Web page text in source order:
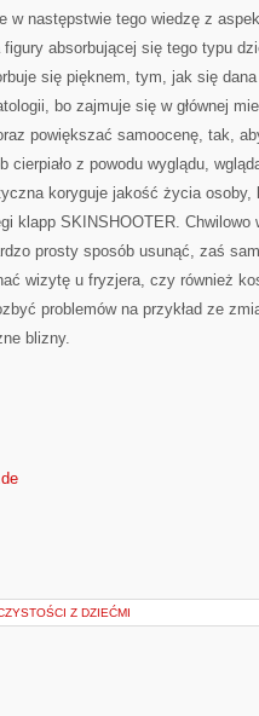
w następstwie tego wiedzę z
absorbującej się tego typu
się pięknem, tym, jak się
bo zajmuje się w głównej
powiększać samoocenę, tak,
cierpiało z powodu wyglądu,
koryguje jakość życia osoby,
klapp SKINSHOOTER. Chwilowo
prosty sposób usunąć, zaś
wizytę u fryzjera, czy również
problemów na przykład ze
blizny.
Z DZIEĆMI